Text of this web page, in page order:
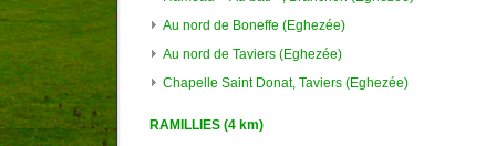
Au nord de Boneffe (Eghezée)
Au nord de Taviers (Eghezée)
Chapelle Saint Donat, Taviers (Eghezée)
RAMILLIES (4 km)